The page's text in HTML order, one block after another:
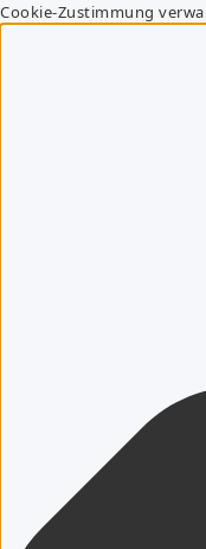
Cookie-Zustimmung